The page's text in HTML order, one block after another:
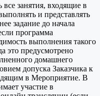
все занятия, входящие в
и представлять
задание до начала
программа
выполнения такого
это предусмотрено
домашнего
допуска Заказчика к
в Мероприятие. В
участие в